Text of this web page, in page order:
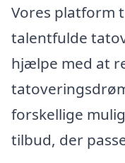
Vores platform
talentfulde
hjælpe med at
forskellige
tilbud, der